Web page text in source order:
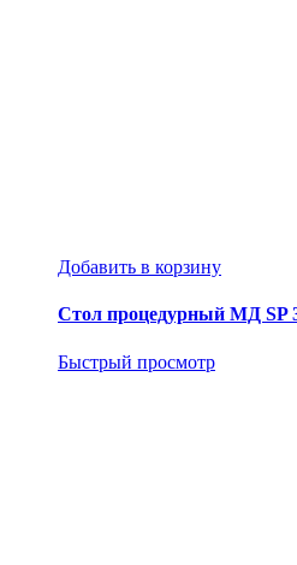
Добавить в корзину
Стол процедурный МД SP
Быстрый просмотр